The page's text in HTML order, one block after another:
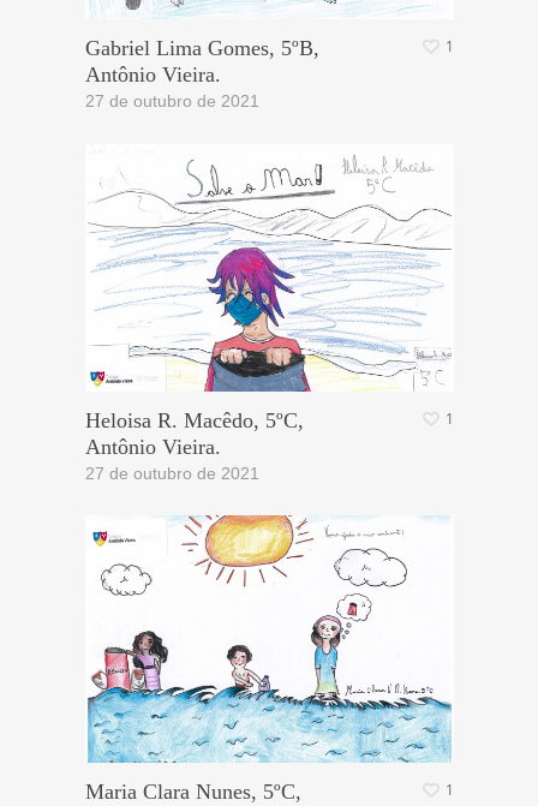
Gabriel Lima Gomes, 5ºB,
Antônio Vieira.
27 de outubro de 2021
1
Heloisa R. Macêdo, 5ºC,
Antônio Vieira.
27 de outubro de 2021
1
Maria Clara Nunes, 5ºC, 1